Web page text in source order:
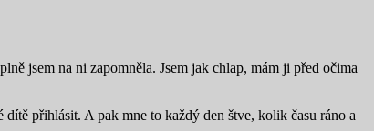
jsem na ni zapomněla. Jsem jak chlap, mám ji před očima
přihlásit. A pak mne to každý den štve, kolik času ráno a